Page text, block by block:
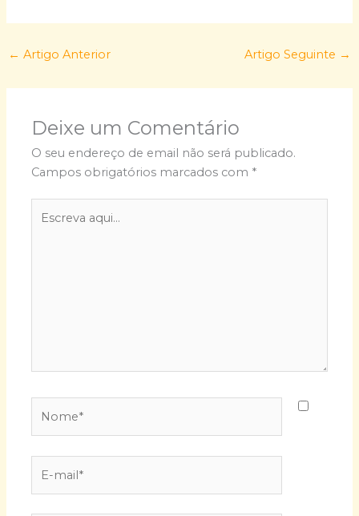
← Artigo Anterior Artigo Seguinte →
Deixe um Comentário
O seu endereço de email não será publicado.
Campos obrigatórios marcados com *
mail*